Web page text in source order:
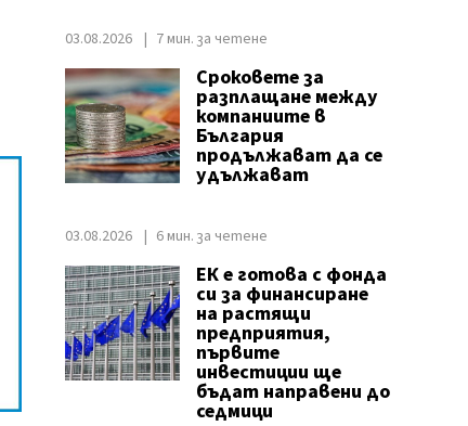
03.08.2026 7 мин. за четене
Сроковете за
разплащане между
компаниите в
България
продължават да се
удължават
03.08.2026 6 мин. за четене
ЕК е готова с фонда
си за финансиране
на растящи
предприятия,
първите
инвестиции ще
бъдат направени до
седмици